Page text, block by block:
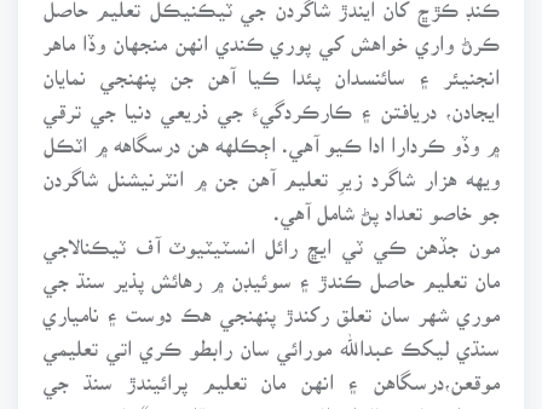
ڪرڻ واري خواهش کي پوري ڪندي انهن منجهان وڏا ماهر
انجنيئر ۽ سائنسدان پئدا ڪيا آهن جن پنهنجي نمايان
ايجادن، دريافتن ۽ ڪارڪردگيءَ جي ذريعي دنيا جي ترقي
۾ وڏو ڪردارا ادا ڪيو آهي. اڄڪلهه هن درسگاهه ۾ اٽڪل
ويهه هزار شاگرد زيرِ تعليم آهن جن ۾ انٽرنيشنل شاگردن
جو خاصو تعداد پڻ شامل آهي.
مون جڏهن ڪي ٽي ايڇ رائل انسٽيٽيوٽ آف ٽيڪنالاجي
مان تعليم حاصل ڪندڙ ۽ سوئيڊن ۾ رهائش پذير سنڌ جي
موري شهر سان تعلق رکندڙ پنهنجي هڪ دوست ۽ نامياري
سنڌي ليکڪ عبدالله مورائي سان رابطو ڪري اتي تعليمي
موقعن،درسگاهن ۽ انهن مان تعليم پرائيندڙ سنڌ جي
نوجوانن بابت حال احوال پڇيو ته هن ٻڌايو ته “ مان ڪي ٽي